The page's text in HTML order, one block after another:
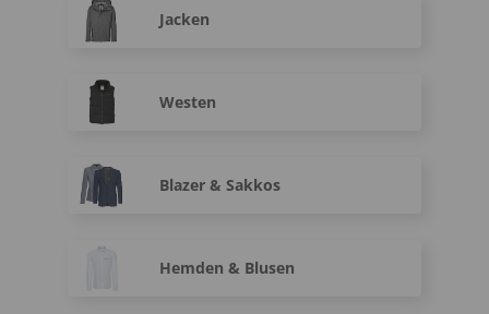
Jacken
Westen
Blazer & Sakkos
Hemden & Blusen